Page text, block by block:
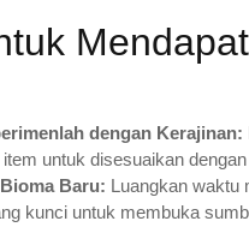
dengan Kerajinan:
item untuk disesuaikan
Baru: Luangkan waktu
kunci untuk membuka